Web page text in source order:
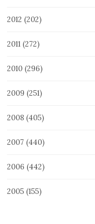
2012 (202)
2011 (272)
2010 (296)
2009 (251)
2008 (405)
2007 (440)
2006 (442)
2005 (155)